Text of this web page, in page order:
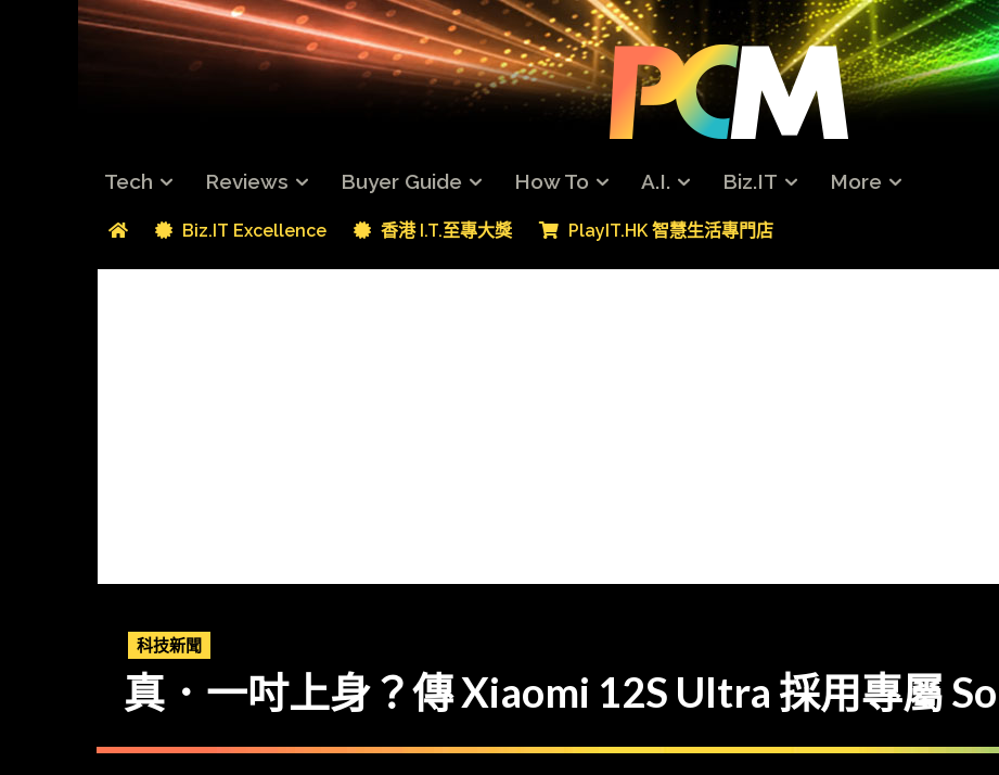
Tech Reviews Buyer Guide How To A.I. Biz.IT More
Biz.IT Excellence 香港 I.T.至專大獎 PlayIT.HK 智慧生活專門店
科技新聞
真．一吋上身？傳 Xiaomi 12S Ultra 採用專屬